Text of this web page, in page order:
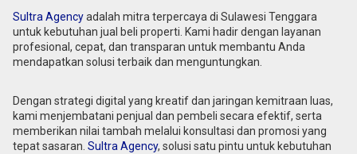
Sultra Agencyadalah mitra terpercaya di Sulawesi Tenggara
untuk kebutuhan jual beli properti. Kami hadir dengan layanan
profesional, cepat, dan transparan untuk membantu Anda
mendapatkan solusi terbaik dan menguntungkan.
Dengan strategi digital yang kreatif dan jaringan kemitraan luas,
kami menjembatani penjual dan pembeli secara efektif, serta
memberikan nilai tambah melalui konsultasi dan promosi yang
tepat sasaran. Sultra Agency, solusi satu pintu untuk kebutuhan